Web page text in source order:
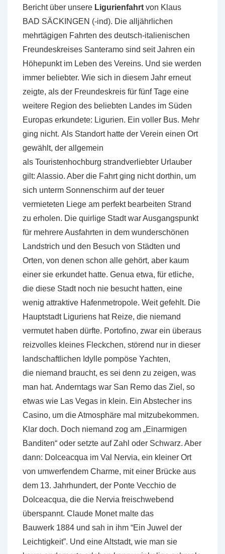
Bericht über unsere Ligurienfahrt von Klaus
BAD SÄCKINGEN (-ind). Die alljährlichen
mehrtägigen Fahrten des deutsch-italienischen
Freundeskreises Santeramo sind seit Jahren ein
Höhepunkt im Leben des Vereins. Und sie werden
immer beliebter. Wie sich in diesem Jahr erneut
zeigte, als der Freundeskreis für fünf Tage eine
weitere Region des beliebten Landes im Süden
Europas erkundete: Ligurien. Ein voller Bus. Mehr
ging nicht. Als Standort hatte der Verein einen Ort
gewählt, der allgemein
als Touristenhochburg strandverliebter Urlauber
gilt: Alassio. Aber die Fahrt ging nicht dorthin, um
sich unterm Sonnenschirm auf der teuer
vermieteten Liege am perfekt bearbeiten Strand
zu erholen. Die quirlige Stadt war Ausgangspunkt
für mehrere Ausfahrten in dem wunderschönen
Landstrich und den Besuch von Städten und
Orten, von denen schon alle gehört, aber kaum
einer sie erkundet hatte. Genua etwa, für etliche,
die diese Stadt noch nie besucht hatten, eine
wenig attraktive Hafenmetropole. Weit gefehlt. Die
Hauptstadt Liguriens hat Reize, die niemand
vermutet haben dürfte. Portofino, zwar ein überaus
reizvolles kleines Fleckchen, störend nur in dieser
landschaftlichen Idylle pompöse Yachten,
die niemand braucht, es sei denn zu zeigen, was
man hat. Anderntags war San Remo das Ziel, so
etwas wie Las Vegas in klein. Ein Abstecher ins
Casino, um die Atmosphäre mal mitzubekommen.
Klar doch. Doch niemand zog am „Einarmigen
Banditen“ oder setzte auf Zahl oder Schwarz. Aber
dann: Dolceacqua im Val Nervia, ein kleiner Ort
von umwerfendem Charme, mit einer Brücke aus
dem 13. Jahrhundert, der Ponte Vecchio de
Dolceacqua, die die Nervia freischwebend
überspannt. Claude Monet malte das
Bauwerk 1884 und sah in ihm “Ein Juwel der
Leichtigkeit”. Und eine Altstadt, wie man sie